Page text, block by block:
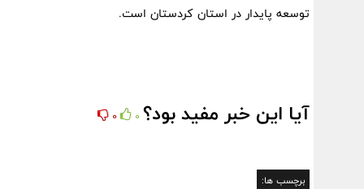
توسعه پایدار در استان کردستان است.
آیا این خبر مفید بود؟ 0
0
برچسب ها: